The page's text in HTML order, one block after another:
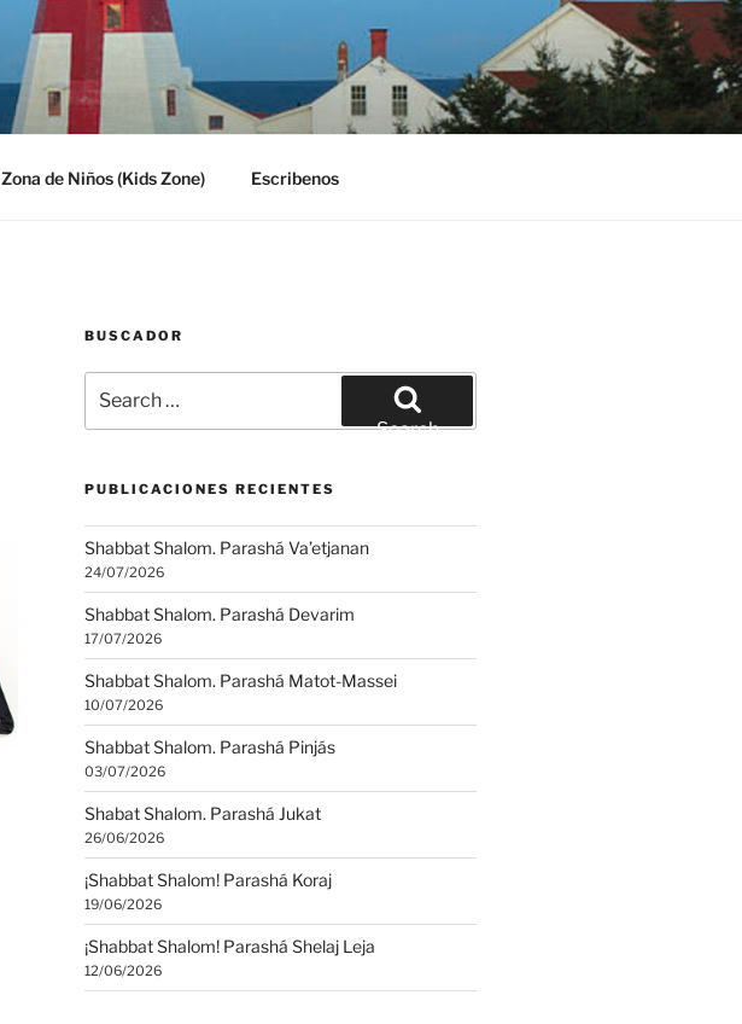
Zona de Niños (Kids Zone) Escribenos
BUSCADOR
for:
Search
PUBLICACIONES RECIENTES
Shabbat Shalom. Parashá Va’etjanan
24/07/2026
Shabbat Shalom. Parashá Devarim
17/07/2026
Shabbat Shalom. Parashá Matot-Massei
10/07/2026
Shabbat Shalom. Parashá Pinjás
03/07/2026
Shabat Shalom. Parashá Jukat
26/06/2026
¡Shabbat Shalom! Parashá Koraj
19/06/2026
¡Shabbat Shalom! Parashá Shelaj Leja
12/06/2026